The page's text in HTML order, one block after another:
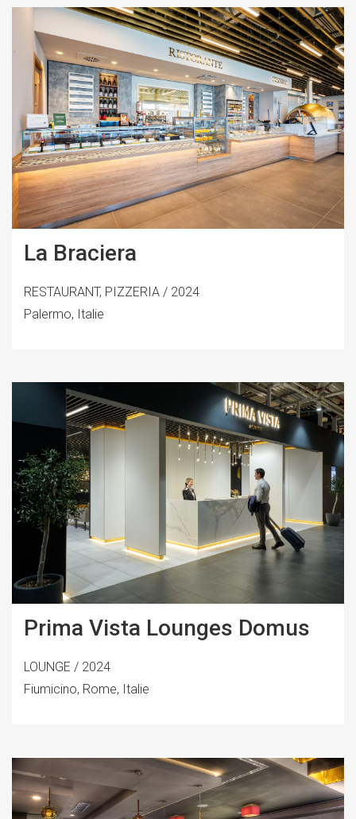
La Braciera
RESTAURANT, PIZZERIA / 2024
Palermo, Italie
Prima Vista Lounges Domus
LOUNGE / 2024
Fiumicino, Rome, Italie